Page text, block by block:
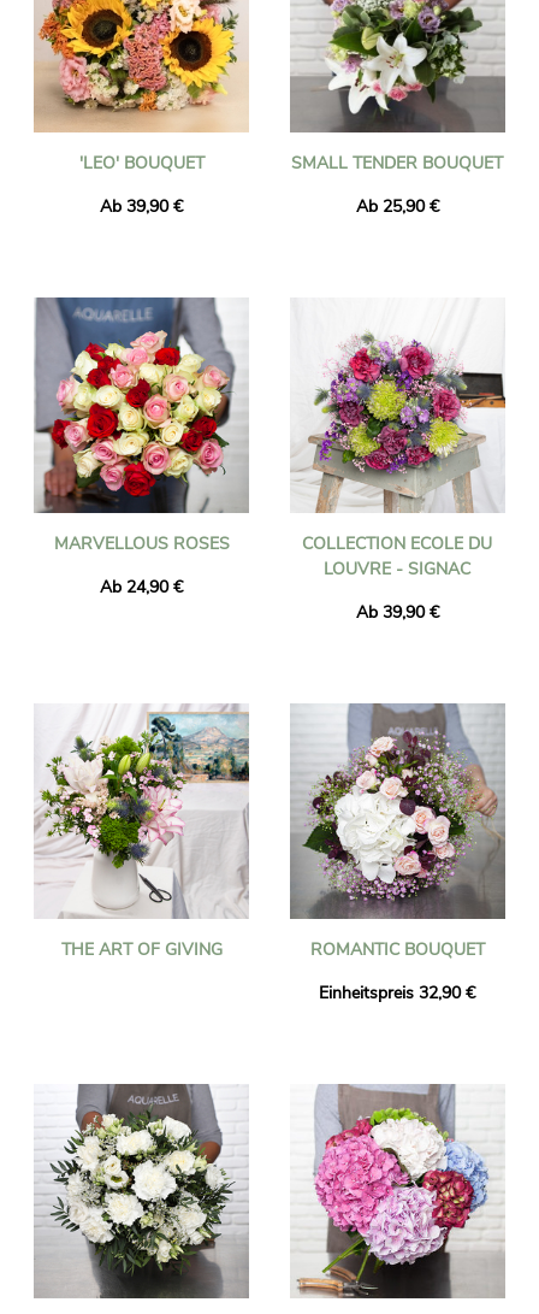
'LEO' BOUQUET
Ab 39,90 €
SMALL TENDER BOUQUET
Ab 25,90 €
MARVELLOUS ROSES
Ab 24,90 €
COLLECTION ECOLE DU
LOUVRE - SIGNAC
Ab 39,90 €
THE ART OF GIVING
ROMANTIC BOUQUET
Einheitspreis 32,90 €